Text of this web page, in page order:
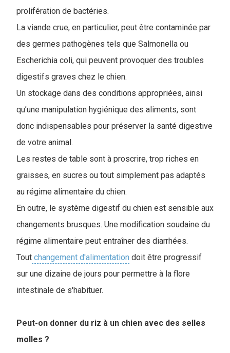
prolifération de bactéries.
La viande crue, en particulier, peut être contaminée par
des germes pathogènes tels que Salmonella ou
Escherichia coli, qui peuvent provoquer des troubles
digestifs graves chez le chien.
Un stockage dans des conditions appropriées, ainsi
qu’une manipulation hygiénique des aliments, sont
donc indispensables pour préserver la santé digestive
de votre animal.
Les restes de table sont à proscrire, trop riches en
graisses, en sucres ou tout simplement pas adaptés
au régime alimentaire du chien.
En outre, le système digestif du chien est sensible aux
changements brusques. Une modification soudaine du
régime alimentaire peut entraîner des diarrhées.
Tout changement d'alimentation doit être progressif
sur une dizaine de jours pour permettre à la flore
intestinale de s'habituer.
Peut-on donner du riz à un chien avec des selles
molles ?